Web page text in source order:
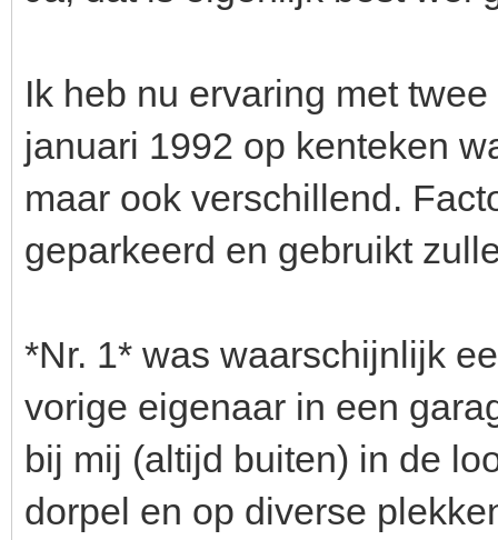
Ik heb nu ervaring met
januari 1992 op kenteken
maar ook verschillend.
geparkeerd en gebruikt
*Nr. 1* was waarschijnlijk
vorige eigenaar in een
bij mij (altijd buiten) in de
dorpel en op diverse